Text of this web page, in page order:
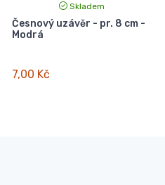
Skladem
Česnový uzávěr - pr. 8 cm -
Modrá
7,00 Kč